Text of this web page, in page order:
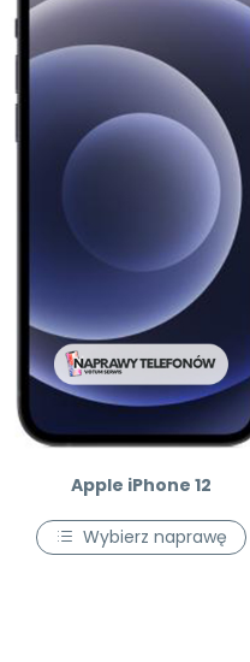
Apple iPhone 12
Wybierz naprawę